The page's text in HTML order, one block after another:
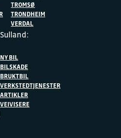
TROMSØ
TRONDHEIM
VERDAL
Sulland:
NY BIL
BILSKADE
BRUKTBIL
VERKSTEDTJENESTER
ARTIKLER
VEIVISERE